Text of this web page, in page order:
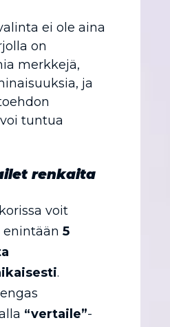
ei ole aina
on
merkkejä,
ja
tuntua
renkaita
voit
5
.
“vertaile”-